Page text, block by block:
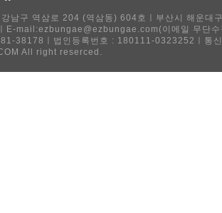
남구 역삼로 204 (역삼동) 604호ㅣ부산시 해운
mail:ezbungae@ezbungae.com(이메일 무단수
38178ㅣ법인등록번호 : 180111-0323252ㅣ통
All right reserced.